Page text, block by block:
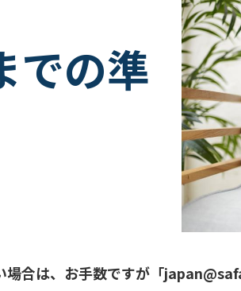
での準
合は、お手数ですが「